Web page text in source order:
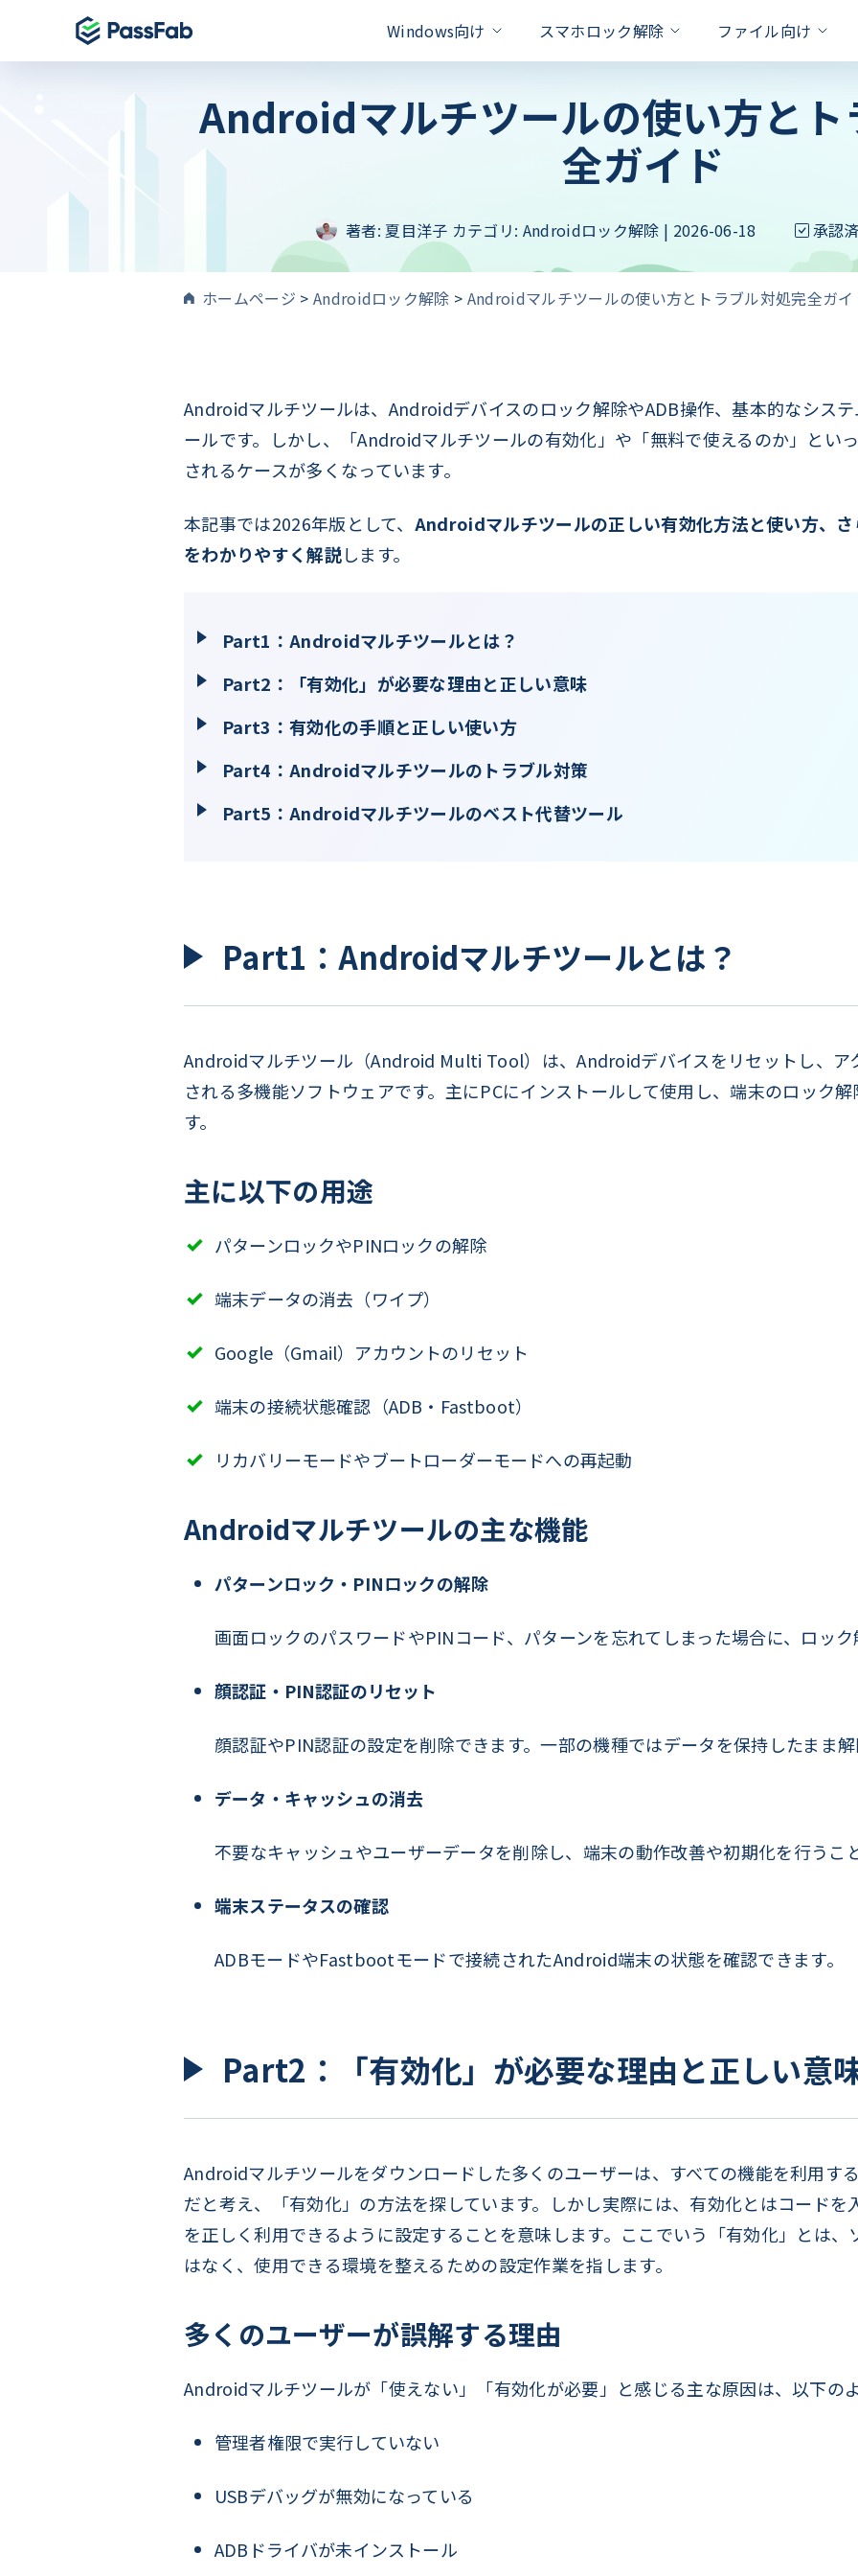
Windows向け
製品 Windows 11 特集
PassFab 4WinKey
Windowsパスワードを即時にリセット
PassFab Duplicate File Deleter
重複ファイルを検出と削除
数回のクリックで200以上のWindows問題を
システムを安全かつ迅速に移行
画像と PDF からテキストを抽出 iSOをUSB/CD/DVDに書き込む
スマホロック解除
製品
iPhone画面とApple IDを数秒でロック解除
Android画面ロック/SamsungFRPロックを解除
PassFab Activation Unlock
iPhone/iPadに保存されている全てのパスワードを
検索
対策
iPhone 画面 ロック 解除
Android ロック解除 裏ワザ
Android パスワード 忘れた
処法
ファイル向け
製品
PassFab for RAR
パスワードで保護されたRARファイ
Wordファイルのロックを簡単に解除 パワーポイントパスワードの回復
PassFab for Office PassFab for ZIP
Androidマルチツールの使い方とト
全ガイド
著者: 夏目洋子 カテゴリ: Androidロック解除 | 2026-06-18 承認
ホームページ > Androidロック解除 > Androidマルチツールの使い方とトラブル対処完全ガイ
Androidマルチツールは、Androidデバイスのロック解除やADB操作、基本的なシス
ールです。しかし、「Androidマルチツールの有効化」や「無料で使えるのか」とい
されるケースが多くなっています。
本記事では2026年版として、 Androidマルチツールの正しい有効化方法と使い方、
をわかりやすく解説します。
Part1：Androidマルチツールとは？
Part2：「有効化」が必要な理由と正しい意味
Part3：有効化の手順と正しい使い方
Part4：Androidマルチツールのトラブル対策
Part5：Androidマルチツールのベスト代替ツール
Part1：Androidマルチツールとは？
Androidマルチツール（Android Multi Tool）は、Androidデバイスをリセットし、ア
される多機能ソフトウェアです。主にPCにインストールして使用し、端末のロック
す。
主に以下の用途
パターンロックやPINロックの解除
端末データの消去（ワイプ）
Google（Gmail）アカウントのリセット
端末の接続状態確認（ADB・Fastboot）
リカバリーモードやブートローダーモードへの再起動
Androidマルチツールの主な機能
パターンロック・PINロックの解除
画面ロックのパスワードやPINコード、パターンを忘れてしまった場合に、ロック
顔認証・PIN認証のリセット
顔認証やPIN認証の設定を削除できます。一部の機種ではデータを保持したまま解
データ・キャッシュの消去
不要なキャッシュやユーザーデータを削除し、端末の動作改善や初期化を行うこ
端末ステータスの確認
ADBモードやFastbootモードで接続されたAndroid端末の状態を確認できます。
Part2：「有効化」が必要な理由と正しい意
Androidマルチツールをダウンロードした多くのユーザーは、すべての機能を利用す
だと考え、「有効化」の方法を探しています。しかし実際には、有効化とはコードを
を正しく利用できるように設定することを意味します。ここでいう「有効化」とは
はなく、使用できる環境を整えるための設定作業を指します。
多くのユーザーが誤解する理由
Androidマルチツールが「使えない」「有効化が必要」と感じる主な原因は、以下の
管理者権限で実行していない
USBデバッグが無効になっている
ADBドライバが未インストール